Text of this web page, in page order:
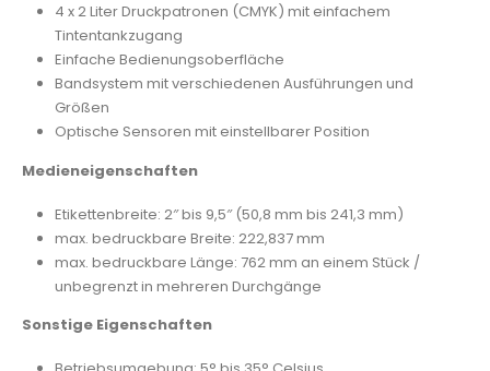
4 x 2 Liter Druckpatronen (CMYK) mit einfachem
Tintentankzugang
Einfache Bedienungsoberfläche
Bandsystem mit verschiedenen Ausführungen und
Größen
Optische Sensoren mit einstellbarer Position
Medieneigenschaften
Etikettenbreite: 2″ bis 9,5″ (50,8 mm bis 241,3 mm)
max. bedruckbare Breite: 222,837 mm
max. bedruckbare Länge: 762 mm an einem Stück /
unbegrenzt in mehreren Durchgänge
Sonstige Eigenschaften